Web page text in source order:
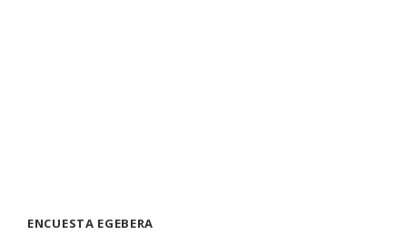
ENCUESTA EGEBERA